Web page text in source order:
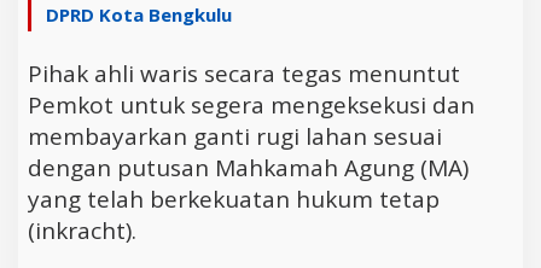
DPRD Kota Bengkulu
Pihak ahli waris secara tegas menuntut
Pemkot untuk segera mengeksekusi dan
membayarkan ganti rugi lahan sesuai
dengan putusan Mahkamah Agung (MA)
yang telah berkekuatan hukum tetap
(inkracht).